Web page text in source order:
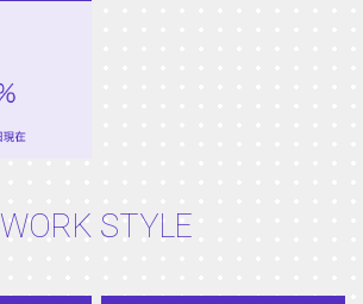
WORK STYLE